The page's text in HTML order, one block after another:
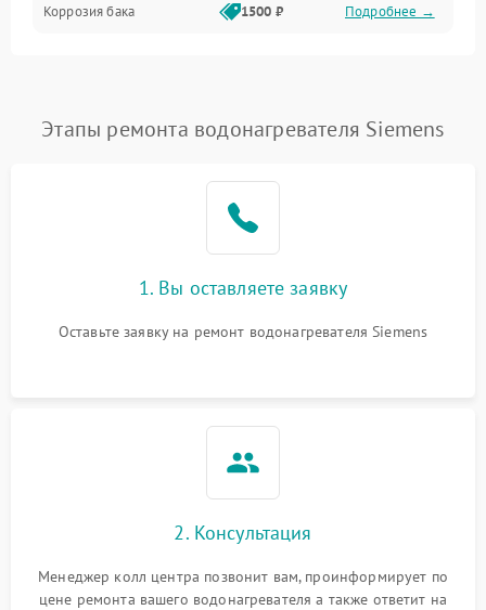
Коррозия бака 1500 ₽ Подробнее →
Этапы ремонта водонагревателя Siemens
1. Вы оставляете заявку
Оставьте заявку на ремонт водонагревателя Siemens
2. Консультация
Менеджер колл центра позвонит вам, проинформирует по
цене ремонта вашего водонагревателя а также ответит на